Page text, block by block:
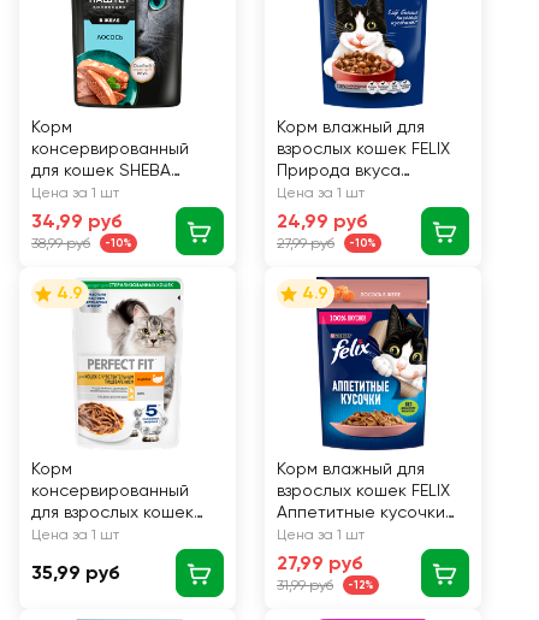
Корм
консервированный
для кошек SHEBA
Нежный паштет в желе
Лосось, 75г
Цена за 1 шт
34,99 руб
38,99 руб -10%
Корм влажный для
взрослых кошек FELIX
Природа вкуса
Говядина, 75г
Цена за 1 шт
24,99 руб
27,99 руб -10%
4.9
Корм
консервированный
для взрослых кошек
PERFECT FIT Sensitive с
индейкой в соусе, для
чувствительного
Цена за 1 шт
35,99 руб
4.9
Корм влажный для
взрослых кошек FELIX
Аппетитные кусочки
Лосось в желе, 75г
Цена за 1 шт
27,99 руб
31,99 руб -12%